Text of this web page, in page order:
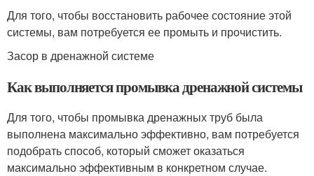
Для того, чтобы восстановить рабочее состояние этой
системы, вам потребуется ее промыть и прочистить.
Засор в дренажной системе
Как выполняется промывка дренажной системы
Для того, чтобы промывка дренажных труб была
выполнена максимально эффективно, вам потребуется
подобрать способ, который сможет оказаться
максимально эффективным в конкретном случае.